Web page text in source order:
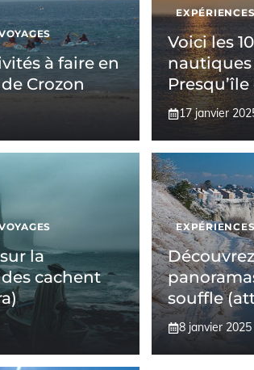
à faire en
Crozon
Voici les
nautiques
17 janvier
la
cachent
souffle
8 janvier 2025